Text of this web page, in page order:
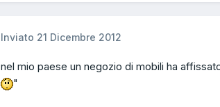
Inviato 21 Dicembre 2012
nel mio paese un negozio di mobili ha
"